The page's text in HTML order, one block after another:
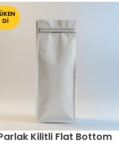
DI
Kilitli Flat Bottom